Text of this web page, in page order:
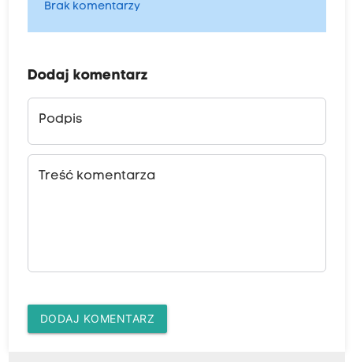
Brak komentarzy
Dodaj komentarz
Podpis
Treść komentarza
DODAJ KOMENTARZ